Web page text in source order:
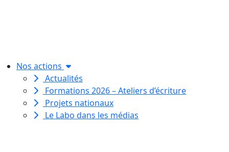
Nos actions
Actualités
Formations 2026 – Ateliers d’écriture
Projets nationaux
Le Labo dans les médias